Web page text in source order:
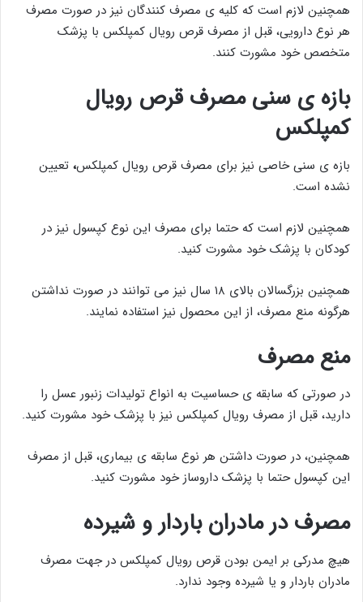
همچنین لازم است که کلیه ی مصرف کنندگان نیز در صورت مصرف
هر نوع دارویی، قبل از مصرف قرص رویال کمپلکس با پزشک
متخصص خود مشورت کنند.
بازه ی سنی مصرف قرص رویال
کمپلکس
بازه ی سنی خاصی نیز برای مصرف قرص رویال کمپلکس، تعیین
نشده است.
همچنین لازم است که حتما برای مصرف این نوع کپسول نیز در
کودکان با پزشک خود مشورت کنید.
همچنین بزرگسالان بالای ۱۸ سال نیز می توانند در صورت نداشتن
هرگونه منع مصرف، از این محصول نیز استفاده نمایند.
منع مصرف
در صورتی که سابقه ی حساسیت به انواع تولیدات زنبور عسل را
دارید، قبل از مصرف رویال کمپلکس نیز با پزشک خود مشورت کنید.
همچنین، در صورت داشتن هر نوع سابقه ی بیماری، قبل از مصرف
این کپسول حتما با پزشک داروساز خود مشورت کنید.
مصرف در مادران باردار و شیرده
هیچ مدرکی بر ایمن بودن قرص رویال کمپلکس در جهت مصرف
مادران باردار و یا شیرده وجود ندارد.